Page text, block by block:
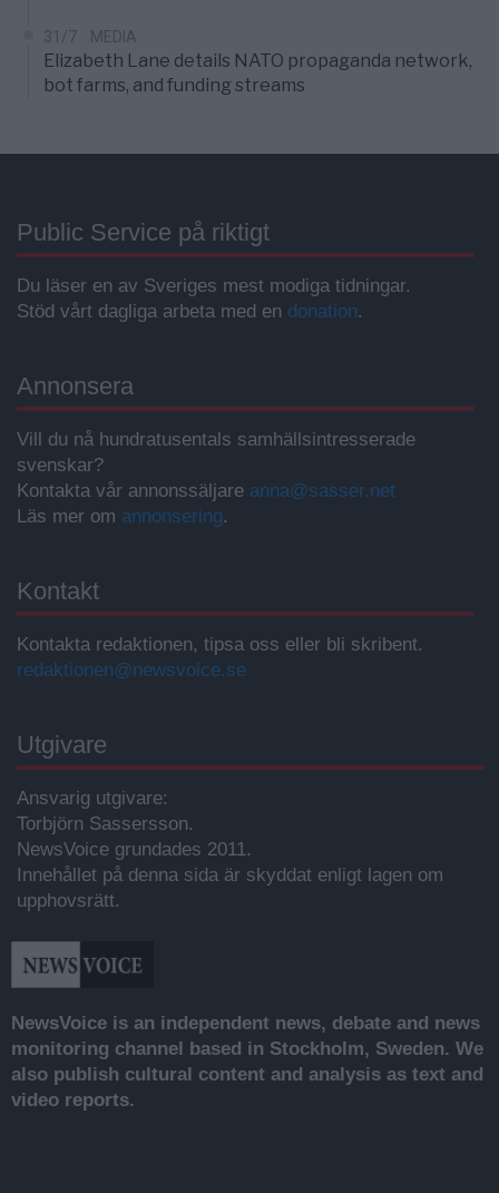
31/7 MEDIA
Elizabeth Lane details NATO propaganda network,
bot farms, and funding streams
Public Service på riktigt
Du läser en av Sveriges mest modiga tidningar.
Stöd vårt dagliga arbeta med en donation.
Annonsera
Vill du nå hundratusentals samhällsintresserade
svenskar?
Kontakta vår annonssäljare anna@sasser.net
Läs mer om annonsering.
Kontakt
Kontakta redaktionen, tipsa oss eller bli skribent.
redaktionen@newsvoice.se
Utgivare
Ansvarig utgivare:
Torbjörn Sassersson.
NewsVoice grundades 2011.
Innehållet på denna sida är skyddat enligt lagen om
upphovsrätt.
NewsVoice is an independent news, debate and news
monitoring channel based in Stockholm, Sweden. We
also publish cultural content and analysis as text and
video reports.